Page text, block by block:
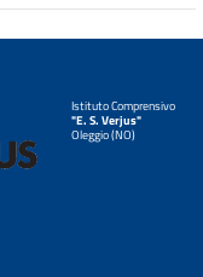
Istituto Comprensivo
"E. S. Verjus"
Oleggio (NO)